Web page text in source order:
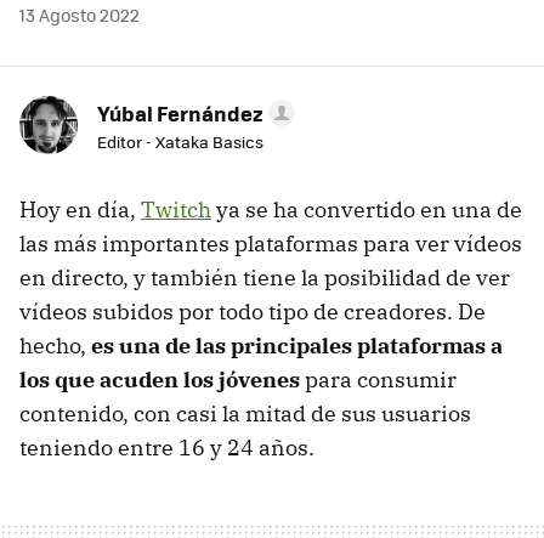
13 Agosto 2022
Yúbal Fernández
Editor - Xataka Basics
Hoy en día, Twitchya se ha convertido en una de
las más importantes plataformas para ver vídeos
en directo, y también tiene la posibilidad de ver
vídeos subidos por todo tipo de creadores. De
hecho, es una de las principales plataformas a
los que acuden los jóvenespara consumir
contenido, con casi la mitad de sus usuarios
teniendo entre 16 y 24 años.